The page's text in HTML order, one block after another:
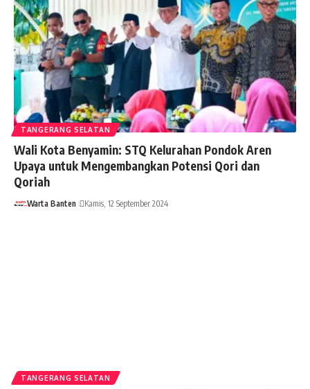
TANGERANG SELATAN
Wali Kota Benyamin: STQ Kelurahan Pondok Aren
Upaya untuk Mengembangkan Potensi Qori dan
Qoriah
Warta Banten Kamis, 12 September 2024
TANGERANG SELATAN